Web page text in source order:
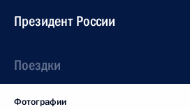
Президент России
Поездки
Фотографии